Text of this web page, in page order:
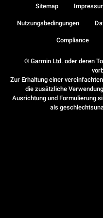
© Garmin Ltd. oder deren
Zur Erhaltung einer
die zusätzliche
Ausrichtung und Formulierung
als
Sitemap
Nutzungsbedingungen
Compliance